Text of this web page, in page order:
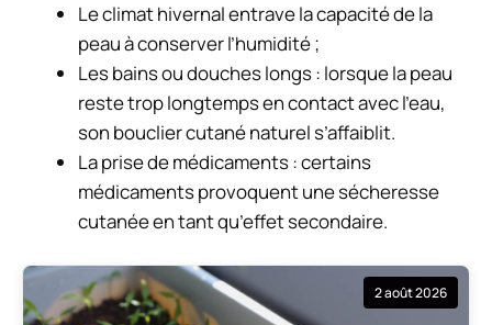
Le climat hivernalentrave la capacité de la
peau à conserver l’humidité ;
Les bains ou douches longs: lorsque la peau
reste trop longtemps en contact avec l’eau,
son bouclier cutané naturel s’affaiblit.
La prise de médicaments: certains
médicaments provoquent une sécheresse
cutanée en tant qu’effet secondaire.
2 août 2026